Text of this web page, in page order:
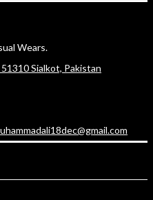
Wears.
Sialkot, Pakistan